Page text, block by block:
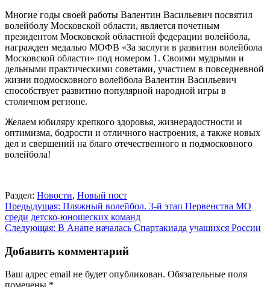
Многие годы своей работы Валентин Васильевич посвятил
волейболу Московской области, является почетным
президентом Московской областной федерации волейбола,
награжден медалью МОФВ «За заслуги в развитии волейбола
Московской области» под номером 1. Своими мудрыми и
дельными практическими советами, участием в повседневной
жизни подмосковного волейбола Валентин Васильевич
способствует развитию популярной народной игры в
столичном регионе.
Желаем юбиляру крепкого здоровья, жизнерадостности и
оптимизма, бодрости и отличного настроения, а также новых
дел и свершений на благо отечественного и подмосковного
волейбола!
Раздел: Новости, Новый пост
Навигация
по
Предыдущая: Пляжный волейбол. 3-й этап Первенства МО
среди детско-юношеских команд
Следующая: В Анапе началась Спартакиада учащихся России
Добавить комментарий
Ваш адрес email не будет опубликован. Обязательные поля